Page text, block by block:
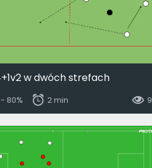
w dwóch strefach
80% 2 min 9